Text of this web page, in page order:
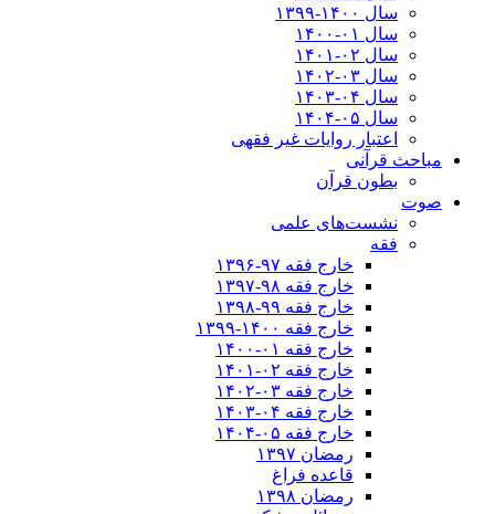
سال ۱۴۰۰-۱۳۹۹
سال ۰۱-۱۴۰۰
سال ۰۲-۱۴۰۱
سال ۰۳-۱۴۰۲
سال ۰۴-۱۴۰۳
سال ۰۵-۱۴۰۴
اعتبار روایات غیر فقهی
مباحث قرآنی
بطون قرآن
صوت
نشست‌های علمی
فقه
خارج فقه ۹۷-۱۳۹۶
خارج فقه ۹۸-۱۳۹۷
خارج فقه ۹۹-۱۳۹۸
خارج فقه ۱۴۰۰-۱۳۹۹
خارج فقه ۰۱-۱۴۰۰
خارج فقه ۰۲-۱۴۰۱
خارج فقه ۰۳-۱۴۰۲
خارج فقه ۰۴-۱۴۰۳
خارج فقه ۰۵-۱۴۰۴
رمضان ۱۳۹۷
قاعده فراغ
رمضان ۱۳۹۸